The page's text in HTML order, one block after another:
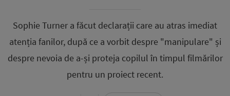
Sophie Turner a făcut declarații care au atras imediat
atenția fanilor, după ce a vorbit despre "manipulare" și
despre nevoia de a-și proteja copilul în timpul filmărilor
pentru un proiect recent.